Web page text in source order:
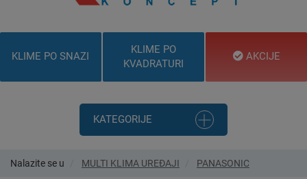
KLIME PO SNAZI
KLIME PO
KVADRATURI
AKCIJE
KATEGORIJE
Nalazite se u MULTI KLIMA UREĐAJI PANASONIC